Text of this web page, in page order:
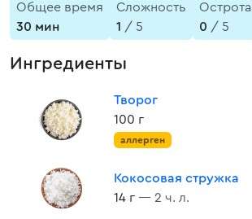
Общее время
30 мин
Сложность
1 / 5
Острота
0 / 5
Ингредиенты
Творог
100 г
аллерген
Кокосовая стружка
14 г — 2 ч. л.